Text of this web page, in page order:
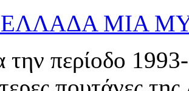
ΜΙΑ
περίοδο